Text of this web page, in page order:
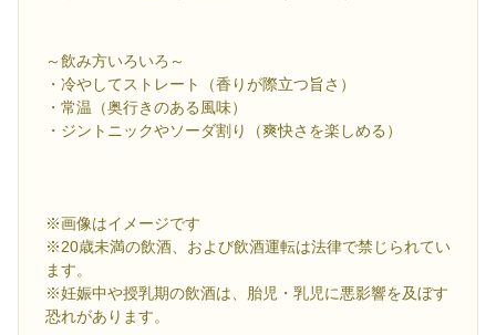
～飲み方いろいろ～
・冷やしてストレート（香りが際立つ旨さ）
・常温（奥行きのある風味）
・ジントニックやソーダ割り（爽快さを楽しめる）
※画像はイメージです
※20歳未満の飲酒、および飲酒運転は法律で禁じられてい
ます。
※妊娠中や授乳期の飲酒は、胎児・乳児に悪影響を及ぼす
恐れがあります。